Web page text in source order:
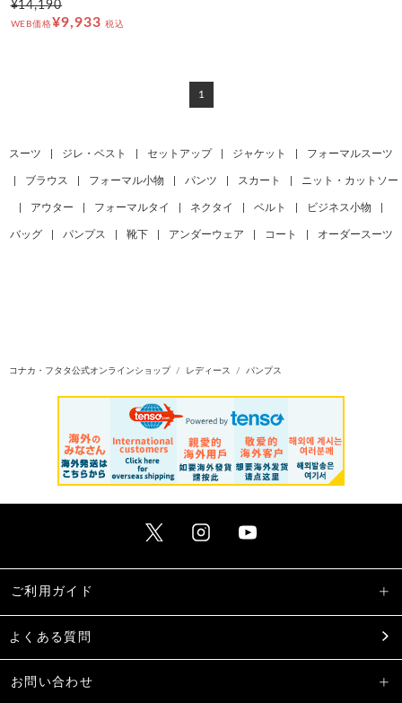
¥14,190
WEB価格¥9,933 税込
1
スーツ ジレ・ベスト セットアップ ジャケット フォーマルスーツ
ブラウス フォーマル小物 パンツ スカート ニット・カットソー
アウター フォーマルタイ ネクタイ ベルト ビジネス小物
バッグ パンプス 靴下 アンダーウェア コート オーダースーツ
コナカ・フタタ公式オンラインショップ レディース パンプス
ご利用ガイド
よくある質問
お問い合わせ